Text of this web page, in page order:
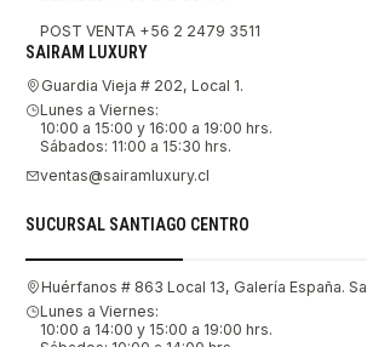
POST VENTA +56 2 2479 3511
SAIRAM LUXURY
Guardia Vieja # 202, Local 1.
Lunes a Viernes:
10:00 a 15:00 y 16:00 a 19:00 hrs.
Sábados: 11:00 a 15:30 hrs.
ventas@sairamluxury.cl
SUCURSAL SANTIAGO CENTRO
Huérfanos # 863 Local 13, Galería España.
Lunes a Viernes:
10:00 a 14:00 y 15:00 a 19:00 hrs.